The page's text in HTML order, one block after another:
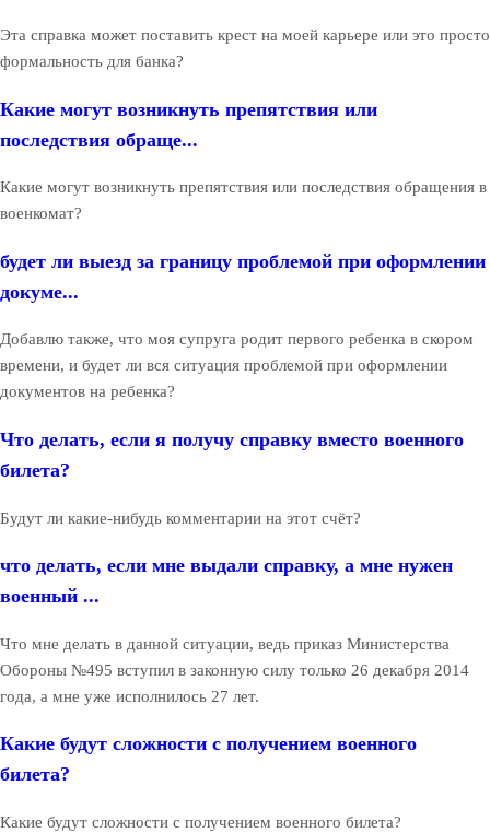
Эта справка может поставить крест на моей карьере или это просто
формальность для банка?
Какие могут возникнуть препятствия или
последствия обраще...
Какие могут возникнуть препятствия или последствия обращения в
военкомат?
будет ли выезд за границу проблемой при оформлении
докуме...
Добавлю также, что моя супруга родит первого ребенка в скором
времени, и будет ли вся ситуация проблемой при оформлении
документов на ребенка?
Что делать, если я получу справку вместо военного
билета?
Будут ли какие-нибудь комментарии на этот счёт?
что делать, если мне выдали справку, а мне нужен
военный ...
Что мне делать в данной ситуации, ведь приказ Министерства
Обороны №495 вступил в законную силу только 26 декабря 2014
года, а мне уже исполнилось 27 лет.
Какие будут сложности с получением военного
билета?
Какие будут сложности с получением военного билета?